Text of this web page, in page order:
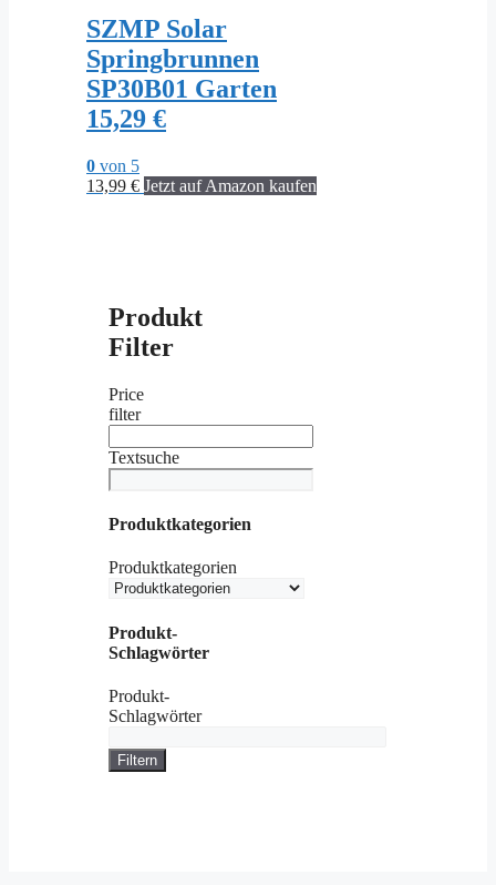
SZMP Solar
Springbrunnen
SP30B01 Garten
15,29 €
0 von 5
13,99 € Jetzt auf Amazon kaufen
Produkt
Filter
Price
filter
Textsuche
Produktkategorien
Produktkategorien
Produkt-
Schlagwörter
Produkt-
Schlagwörter
Filtern